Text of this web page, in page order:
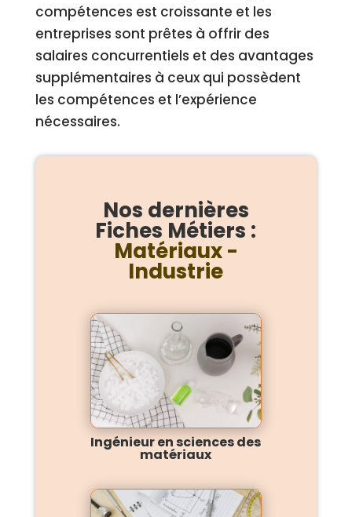
compétences est croissante et les
entreprises sont prêtes à offrir des
salaires concurrentiels et des avantages
supplémentaires à ceux qui possèdent
les compétences et l’expérience
nécessaires.
Nos dernières
Fiches Métiers :
Matériaux -
Industrie
Ingénieur en sciences des
matériaux